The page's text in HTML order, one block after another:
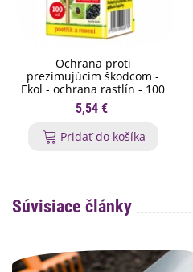
Ochrana proti
prezimujúcim škodcom -
Ekol - ochrana rastlín - 100
ml
5,54 €
Pridať do košíka
Súvisiace články